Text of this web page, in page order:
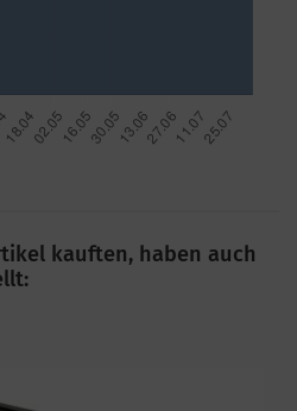
kauften, haben auch